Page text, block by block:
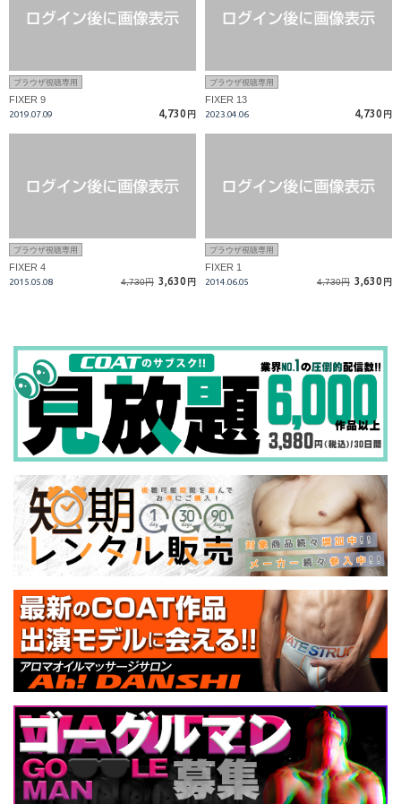
ブラウザ視聴専用
FIXER 9
2019.07.09 4,730 円
ブラウザ視聴専用
FIXER 13
2023.04.06 4,730 円
ブラウザ視聴専用
FIXER 4
2015.05.08 4,730円 3,630 円
ブラウザ視聴専用
FIXER 1
2014.06.05 4,730円 3,630 円